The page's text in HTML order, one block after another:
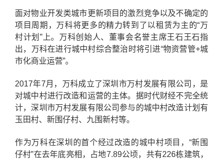
面对物业开发类城市更新项目的激烈竞争以及不确定的
项目周期，万科将更多的精力转到了以租赁为主的“万
村计划”上。万科创始人、董事会名誉主席王石王石指
出，万科在进行城中村综合整治时将引进“物资营管+城
市化商业运营”。
2017年7月，万科成立了深圳市万村发展有限公司，是
对城中村进行改造和运营的主体。据时代财经不完全统
计，深圳市万村发展有限公司参与的城中村改造计划有
玉田村、新围仔村、九围新村等。
作为万科在深圳的首个经过改造的城中村项目，“新围
仔村”在去年底亮相，占地7.89公顷，共有226栋建筑，